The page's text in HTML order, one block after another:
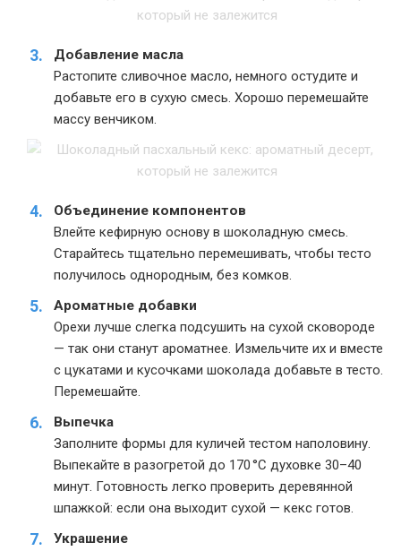
Добавление масла
Растопите сливочное масло, немного остудите и
добавьте его в сухую смесь. Хорошо перемешайте
массу венчиком.
Объединение компонентов
Влейте кефирную основу в шоколадную смесь.
Старайтесь тщательно перемешивать, чтобы тесто
получилось однородным, без комков.
Ароматные добавки
Орехи лучше слегка подсушить на сухой сковороде
— так они станут ароматнее. Измельчите их и вместе
с цукатами и кусочками шоколада добавьте в тесто.
Перемешайте.
Выпечка
Заполните формы для куличей тестом наполовину.
Выпекайте в разогретой до 170 °C духовке 30–40
минут. Готовность легко проверить деревянной
шпажкой: если она выходит сухой — кекс готов.
Украшение